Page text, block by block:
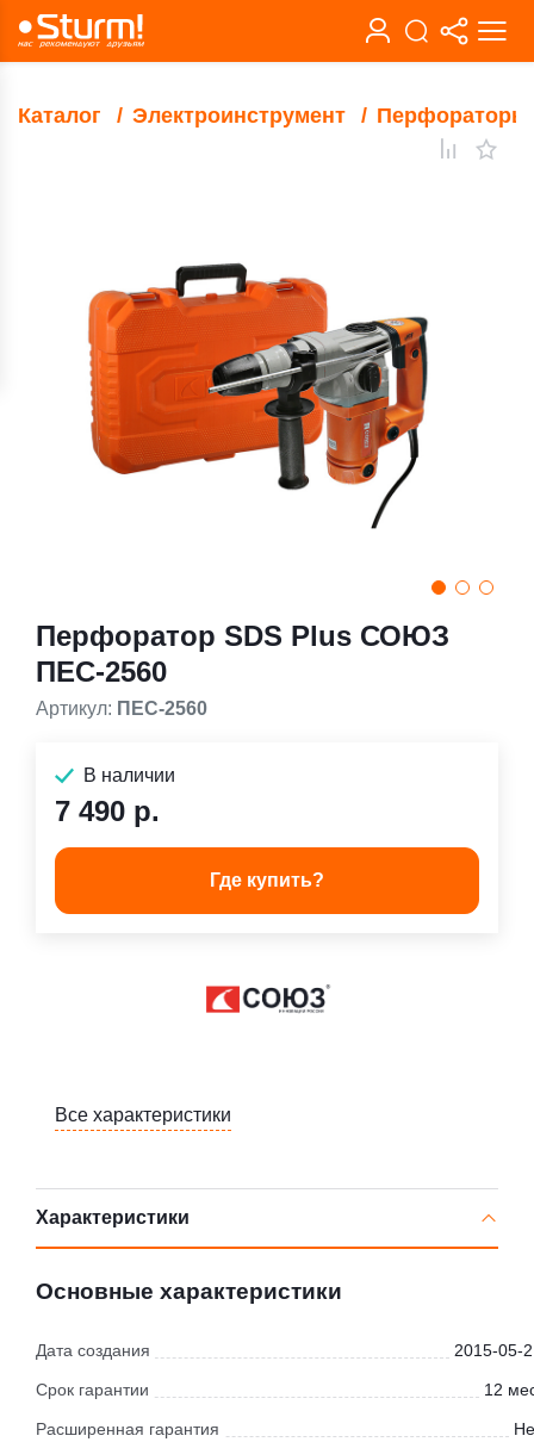
Каталог Электроинструмент Перфораторы
Перфоратор SDS Plus СОЮЗ
ПЕС-2560
Артикул: ПЕС-2560
В наличии
7 490 р.
Где купить?
Все характеристики
Характеристики
Основные характеристики
Дата создания 2015-05-
Срок гарантии 12
Расширенная гарантия